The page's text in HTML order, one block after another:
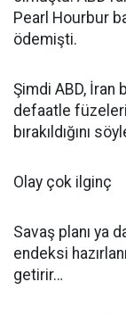
Pearl Hourbur
ödemişti.
Şimdi ABD, İran
defaatle
bırakıldığını
Olay çok ilginç
Savaş planı ya
endeksi
getirir…